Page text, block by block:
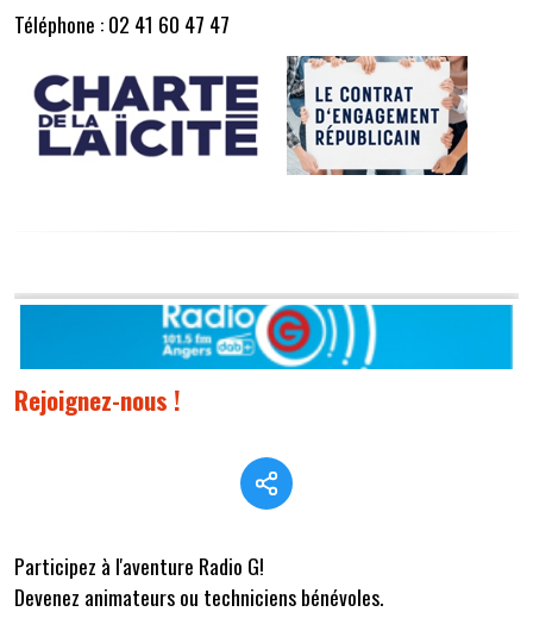
Téléphone : 02 41 60 47 47
Rejoignez-nous !
Participez à l'aventure Radio G!
Devenez animateurs ou techniciens bénévoles.